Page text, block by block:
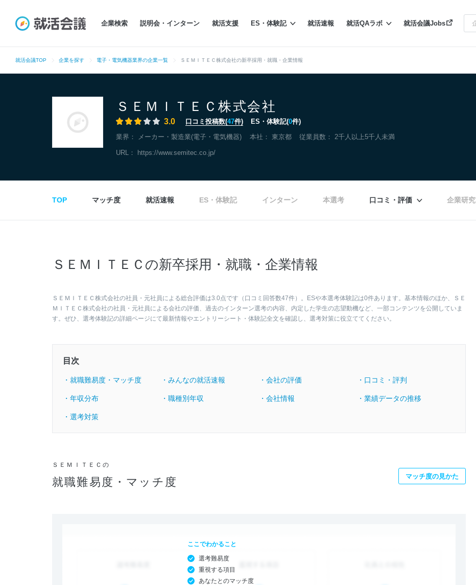
企業検索 説明会・インターン 就活支援 ES・体験記 就活速報 就活QAラボ 就活会議Jobs
就活会議TOP 企業を探す 電子・電気機器業界の企業一覧 ＳＥＭＩＴＥＣ株式会社の新卒採用・就職・企業情報
ＳＥＭＩＴＥＣ株式会社
3.0 口コミ投稿数(47件) ES・体験記(0件)
業界： メーカー・製造業(電子・電気機器) 本社： 東京都 従業員数： 2千人以上5千人未満
URL： https://www.semitec.co.jp/
TOP マッチ度 就活速報 ES・体験記 インターン 本選考 口コミ・評価 企業研究
ＳＥＭＩＴＥＣの新卒採用・就職・企業情報
ＳＥＭＩＴＥＣ株式会社の社員・元社員による総合評価は3.0点です（口コミ回答数47件）。ESや本選考体験記は0件あります。基本情報のほか、ＳＥ
ＭＩＴＥＣ株式会社の社員・元社員による会社の評価、過去のインターン選考の内容、内定した学生の志望動機など、一部コンテンツを公開していま
す。ぜひ、選考体験記の詳細ページにて最新情報やエントリーシート・体験記全文を確認し、選考対策に役立ててください。
目次
・就職難易度・マッチ度 ・みんなの就活速報 ・会社の評価 ・口コミ・評判
・年収分布 ・職種別年収 ・会社情報 ・業績データの推移
・選考対策
ＳＥＭＩＴＥＣの
就職難易度・マッチ度 マッチ度の見かた
ここでわかること
選考難易度
重視する項目
あなたとのマッチ度